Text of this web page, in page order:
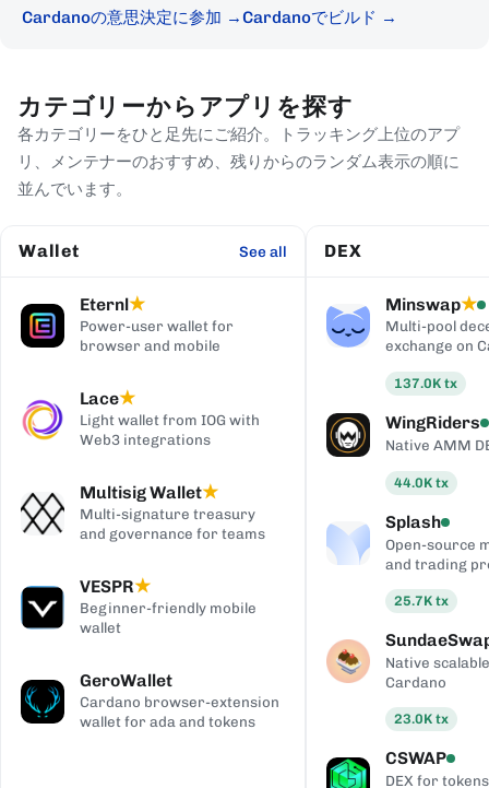
Cardanoの意思決定に参加
Cardanoでビルド
カテゴリーからアプリを探す
各カテゴリーをひと足先にご紹介。トラッキング上位のアプ
リ、メンテナーのおすすめ、残りからのランダム表示の順に
並んでいます。
Wallet See all
Eternl★
Power-user wallet for
browser and mobile
Lace★
Light wallet from IOG with
Web3 integrations
Multisig Wallet★
Multi-signature treasury
and governance for teams
VESPR★
Beginner-friendly mobile
wallet
GeroWallet
Cardano browser-extension
wallet for ada and tokens
DEX
Minswap★
Multi-pool
exchange on
137.0K tx
WingRiders
Native AMM
44.0K tx
Splash
Open-source
and trading
25.7K tx
Native
Cardano
23.0K tx
CSWAP
DEX for